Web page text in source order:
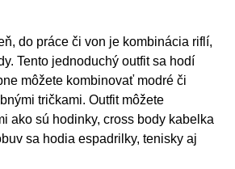
do práce či von je kombinácia riflí,
Tento jednoduchý outfit sa hodí
môžete kombinovať modré či
tričkami. Outfit môžete
ako sú hodinky, cross body kabelka
sa hodia espadrilky, tenisky aj